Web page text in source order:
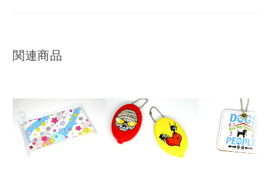
関連商品